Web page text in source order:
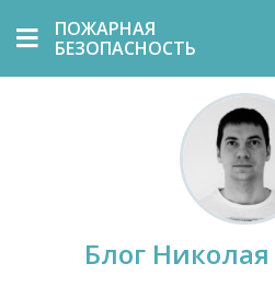
ПОЖАРНАЯ
БЕЗОПАСНОСТЬ
Блог